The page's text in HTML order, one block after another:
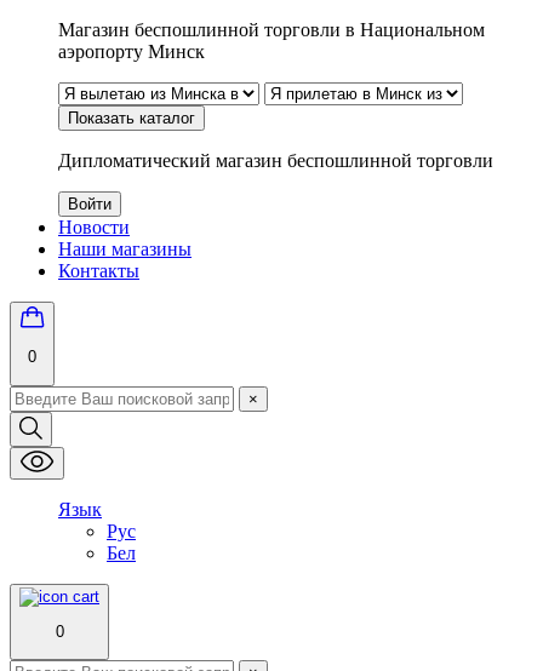
Магазин беспошлинной торговли в Национальном
аэропорту Минск
Показать каталог
Дипломатический магазин беспошлинной торговли
Войти
Новости
Наши магазины
Контакты
0
×
Язык
Рус
Бел
0